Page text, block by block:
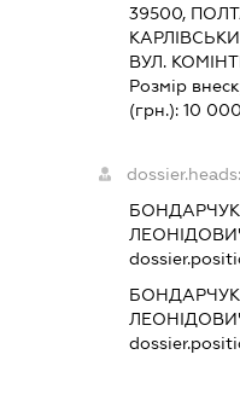
39500,
ВУЛ.
Розмір
(грн.): 10 000
dossier.heads: